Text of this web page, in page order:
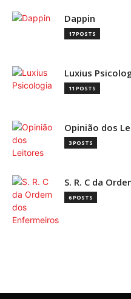
Dappin
17 POSTS
Luxius
11 POSTS
Opinião dos
3 POSTS
S. R. C da
6 POSTS